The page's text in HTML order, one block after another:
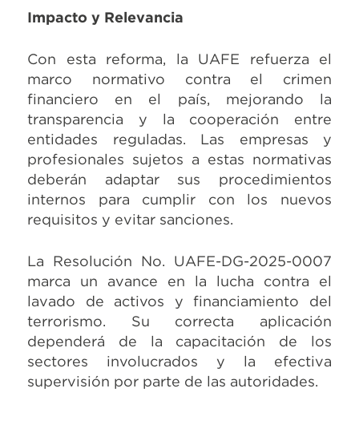
Impacto y Relevancia
Con esta reforma, la UAFE refuerza el
marco normativo contra el crimen
financiero en el país, mejorando la
transparencia y la cooperación entre
entidades reguladas. Las empresas y
profesionales sujetos a estas normativas
deberán adaptar sus procedimientos
internos para cumplir con los nuevos
requisitos y evitar sanciones.
La Resolución No. UAFE-DG-2025-0007
marca un avance en la lucha contra el
lavado de activos y financiamiento del
terrorismo. Su correcta aplicación
dependerá de la capacitación de los
sectores involucrados y la efectiva
supervisión por parte de las autoridades.